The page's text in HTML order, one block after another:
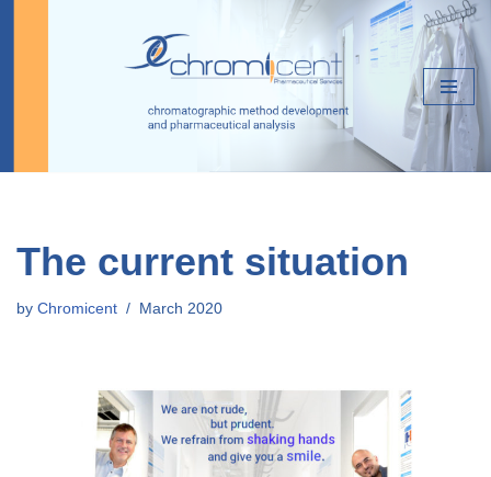
The current situation
by Chromicent March 2020